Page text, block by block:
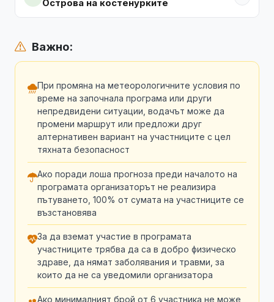
Острова на костенурките
Важно:
При промяна на метеорологичните условия по
време на започнала програма или други
непредвидени ситуации, водачът може да
промени маршрут или предложи друг
алтернативен вариант на участниците с цел
тяхната безопасност
Ако поради лоша прогноза преди началото на
програмата организаторът не реализира
пътуването, 100% от сумата на участниците се
възстановява
За да вземат участие в програмата
участниците трябва да са в добро физическо
здраве, да нямат заболявания и травми, за
които да не са уведомили организатора
Ако минималният брой от 6 участника не може